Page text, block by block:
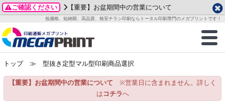
ご確認ください 【重要】お盆期間中の営業について
低価格、短納期、高品質、格安チラシ印刷ならトータル印刷専門のメガプリントです！
商品一覧
グッズ
ステッカー
ご利用ガイド
お客様へ
いて
刷
カード印刷
データ作成ガイド
成前に
ガイド
テンプレート
ード印刷
名刺印刷
一覧
わせ
2026年 8月
月
火 水 木 金
土
1
3
4 5 6 7
8
15
トップ≫ 型抜き定型マル型印刷商品選択
【重要】お盆期間中の営業について ※営業日に含まれません。詳しく
は コチラへ